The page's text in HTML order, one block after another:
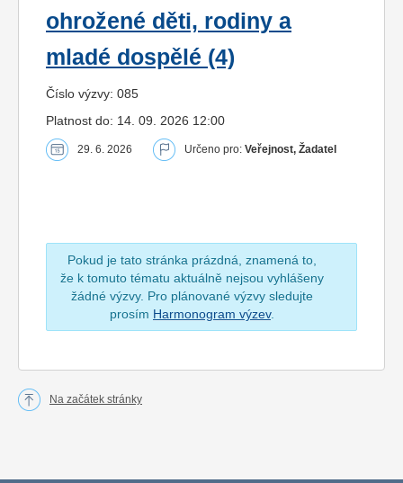
ohrožené děti, rodiny a
mladé dospělé (4)
Číslo výzvy: 085
Platnost do: 14. 09. 2026 12:00
29. 6. 2026 Určeno pro: Veřejnost, Žadatel
Pokud je tato stránka prázdná, znamená to,
že k tomuto tématu aktuálně nejsou vyhlášeny
žádné výzvy. Pro plánované výzvy sledujte
prosím Harmonogram výzev.
Na začátek stránky